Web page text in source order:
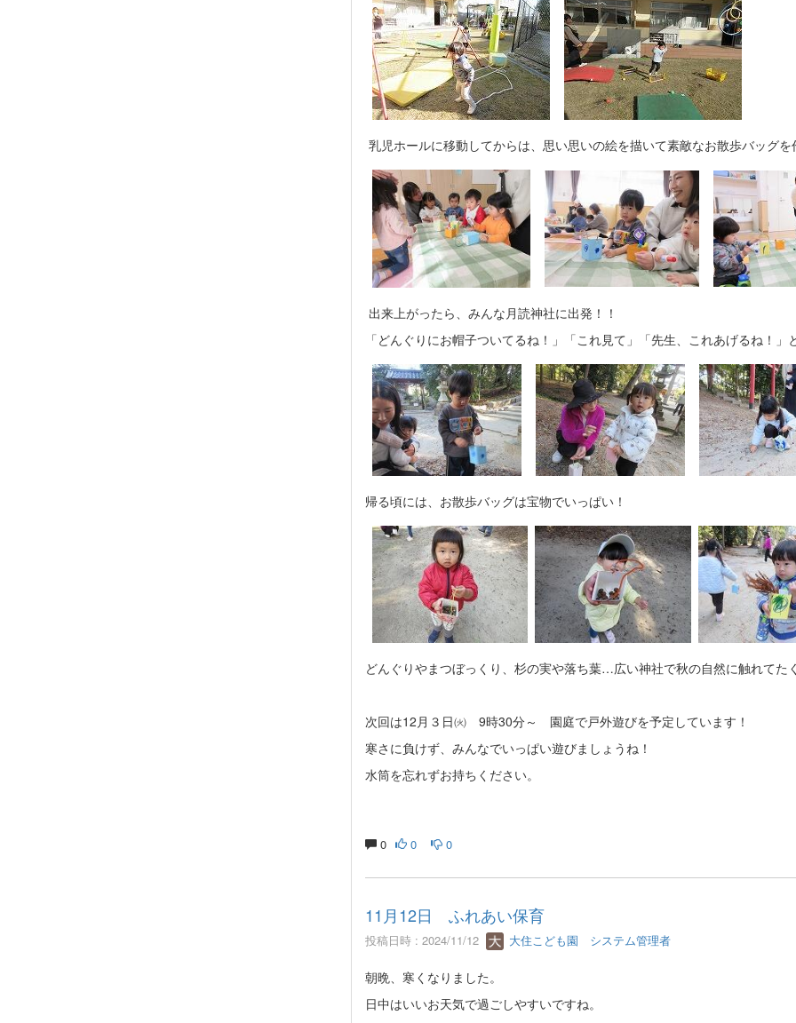
乳児ホールに移動してからは、思い思いの絵を描いて素敵なお散歩バッグ
出来上がったら、みんな月読神社に出発！！
「どんぐりにお帽子ついてるね！」「これ見て」「先生、これあげるね！
帰る頃には、お散歩バッグは宝物でいっぱい！
どんぐりやまつぼっくり、杉の実や落ち葉…広い神社で秋の自然に触れてた
次回は12月３日㈫ 9時30分～ 園庭で戸外遊びを予定しています！
寒さに負けず、みんなでいっぱい遊びましょうね！
水筒を忘れずお持ちください。
0 0 0
11月12日 ふれあい保育
投稿日時 : 2024/11/12 大住こども園 システム管理者
朝晩、寒くなりました。
日中はいいお天気で過ごしやすいですね。